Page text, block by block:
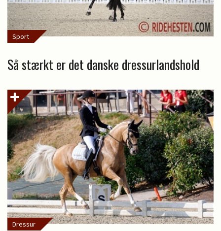
Sport
Så stærkt er det danske dressurlandshold
Dressur